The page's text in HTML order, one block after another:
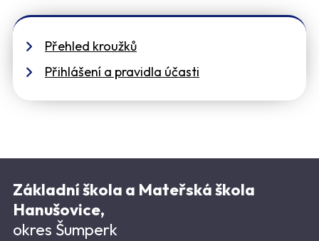
Přehled kroužků
Přihlášení a pravidla účasti
Základní škola a Mateřská škola
Hanušovice,
okres Šumperk